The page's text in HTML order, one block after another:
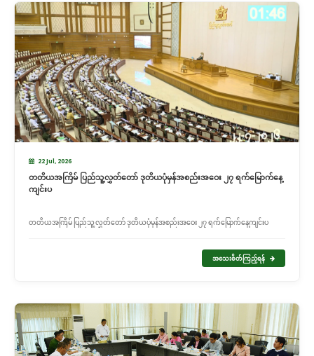
22 Jul, 2026
တတိယအကြိမ် ပြည်သူ့လွှတ်တော် ဒုတိယပုံမှန်အစည်းအဝေး ၂၇ ရက်မြောက်နေ့
ကျင်းပ
တတိယအကြိမ် ပြည်သူ့လွှတ်တော် ဒုတိယပုံမှန်အစည်းအဝေး ၂၇ ရက်မြောက်နေ့ကျင်းပ
အသေးစိတ်ကြည့်ရန်